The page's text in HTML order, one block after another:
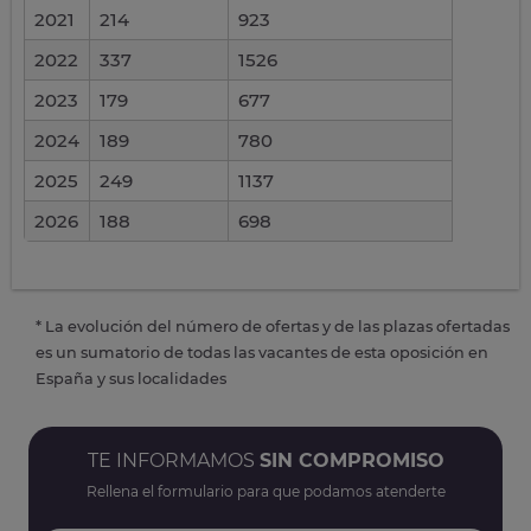
2021 214
923
2022
337
1526
2023
179
677
2024
189
780
2025
249
1137
2026
188 698
* La evolución del número de ofertas y de las plazas ofertadas
es un sumatorio de todas las vacantes de esta oposición en
España y sus localidades
TE INFORMAMOS SIN COMPROMISO
Rellena el formulario para que podamos atenderte